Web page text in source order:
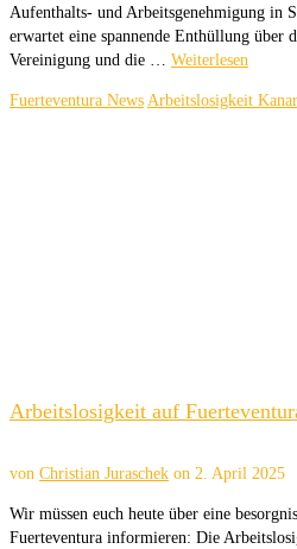
Aufenthalts- und Arbeitsgenehmigung in
erwartet eine spannende Enthüllung über
Vereinigung und die … Weiterlesen
Fuerteventura News Arbeitslosigkeit
Arbeitslosigkeit auf
von Christian Juraschek on 2. April 2025
Wir müssen euch heute über eine
Fuerteventura informieren: Die